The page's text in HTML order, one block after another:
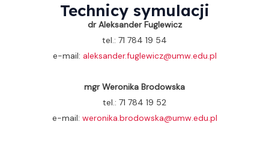
Technicy symulacji
dr Aleksander Fuglewicz
tel.: 71 784 19 54
e-mail: aleksander.fuglewicz@umw.edu.pl
mgr Weronika Brodowska
tel.: 71 784 19 52
e-mail: weronika.brodowska@umw.edu.pl